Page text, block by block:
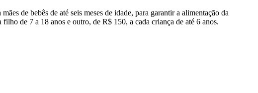
de bebês de até seis meses de idade, para garantir a alimentação da
de 7 a 18 anos e outro, de R$ 150, a cada criança de até 6 anos.